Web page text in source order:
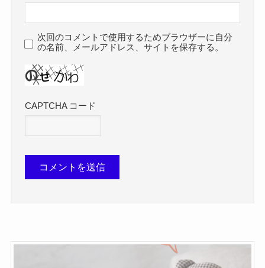
次回のコメントで使用するためブラウザーに自分
の名前、メールアドレス、サイトを保存する。
CAPTCHA コード